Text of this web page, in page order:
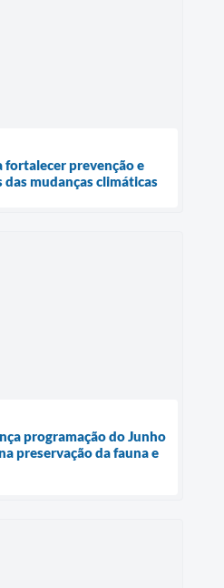
fortalecer prevenção e
mudanças climáticas
programação do Junho
preservação da fauna e